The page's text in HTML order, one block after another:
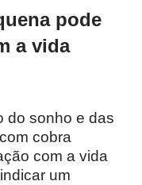
pode
a vida
do sonho e das
cobra
com a vida
um